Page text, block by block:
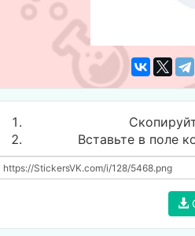
Вставьте в поле